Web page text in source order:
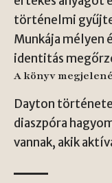
történelmi
Munkája mélyen
identitás
A könyv
Dayton
diaszpóra
vannak, akik